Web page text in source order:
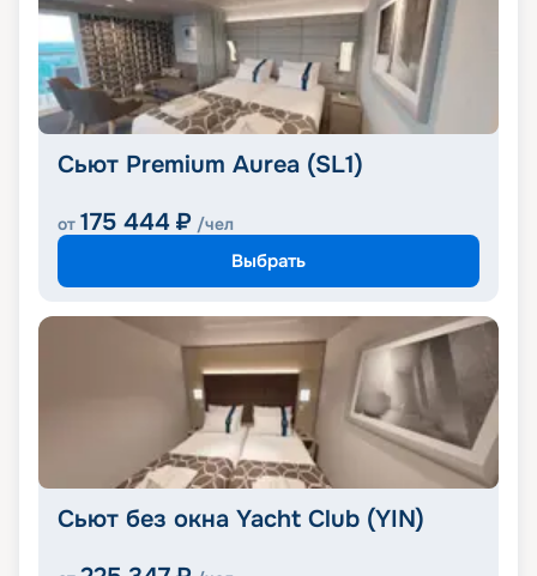
Сьют Premium Aurea (SL1)
от 175 444 ₽ /чел
Выбрать
Сьют без окна Yacht Club (YIN)